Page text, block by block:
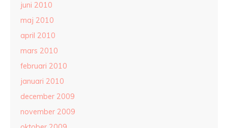
juni 2010
maj 2010
april 2010
mars 2010
februari 2010
januari 2010
december 2009
november 2009